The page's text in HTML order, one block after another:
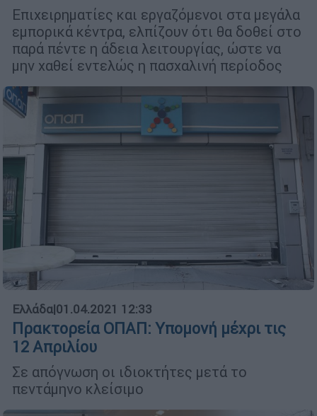
Επιχειρηματίες και εργαζόμενοι στα μεγάλα
εμπορικά κέντρα, ελπίζουν ότι θα δοθεί στο
παρά πέντε η άδεια λειτουργίας, ώστε να
μην χαθεί εντελώς η πασχαλινή περίοδος
Ελλάδα|01.04.2021 12:33
Πρακτορεία ΟΠΑΠ: Υπομονή μέχρι τις
12 Απριλίου
Σε απόγνωση οι ιδιοκτήτες μετά το
πεντάμηνο κλείσιμο